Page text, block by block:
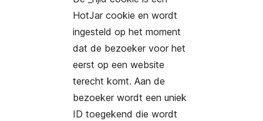
HotJar cookie en wordt
ingesteld op het moment
dat de bezoeker voor het
eerst op een website
terecht komt. Aan de
bezoeker wordt een uniek
ID toegekend die wordt